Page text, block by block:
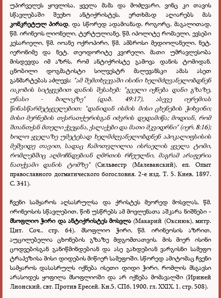
უპირველეს ყოვლისა, ყველა მამა და მოძღვარი, ვინც კი თავის
სწავლებაში შეეხო ანტიქრისტეს, ერთხმად აღიარებს მას
კონკრეტულ პირად, და სწორედ ადამიანად, როგორც, მაგალითად,
წმ. ირინეოს ლიონელი, ტერტულიანე, წმ. იპოლიტე რომაელი, ევსები
კესარიელი, წმ. იოანე ოქროპირი, წმ. ამბროსი მედიოლანელი, ნეტ.
იერონიმე და ნეტ. თეოდორიტე კვირელი. მათი უმრავლესობა
მისდევდა იმ აზრს, რომ ანტიქრისტე გამოვა დანის ტომიდან.
ცნობილი დოგმატისტი სილვესტრ მალევანსკი ამას ასეთ
განმარტებას აძლევს: "ამ შემთხვევაში ისინი ხელმძღვანელობდნენ
იაკობის სიტყვებით დანის შესახებ: "გველი იქნება დანი გზაზე,
უნასი - ბილიკზე" (დაბ. 49:17), ასევე იერემიას
წინასწარმეტყველებით: "დანიდან ისმის მისი ცხენების ჭიხვინი;
მისი მერნების თქარათქურისგან იძვრის დედამიწა; მოდიან, რომ
შთანთქან მთელი ქვეყანა, ქალაქები და მათი მკვიდრნი" (იერ. 8:16);
ხოლო ყველაზე უმეტესად ხელმძღვანელობდნენ აპოკალიფსისის
მეშვიდე თავით, სადაც ჩამოთვლილია ისრაელის ყველა ტომი,
რომლებშიც აღმოჩნდებიან ღმრთის რჩეულნი, მაგრამ არაფერია
ნათქვამი დანის ტომზე"(Сильвестр (Малеванский), еп. Опыт
православного догматического богословия. 2-е изд. Т. 5. Киев, 1897.
С. 341).
ჩვენი სამყაროს აღსასრულსა და ქრისტეს მეორედ მოსვლას, წმ.
ირინეოსის სწავლებით, წინ უსწრებს ამ მოვლენათა აშკარა ნიშნები -
მსოფლიო ჭირი და ანტიქრისტეს მოსვლა (Макарий (Оксиюк), митр.
Цит. Соч., стр. 64). მსოფლიო ჭირი, წმ. ირინეოსის აზრით,
აუცილებელია ცხონების გზაზე მდგომთათვის. მის მიერ ისინი
ცოდვებისგან განიწმინდებიან და ასე გახდებიან ვარგისნი სამეფო
ტრაპეზისა მისი დიდების მიწიერ სამეფოში. სწორედ ამიტომაც ჩვენი
სამყაროს დასასრულს იქნება ისეთი დიდი ჭირი, რომლის მსგავსი
არასოდეს ყოფილა მსოფლიოში და არ იქნება მომავალში (Ириней
Лионский, свт. Против Ересей. Кн.5, СПб, 1900, гл. XXIX, 1, стр. 508).